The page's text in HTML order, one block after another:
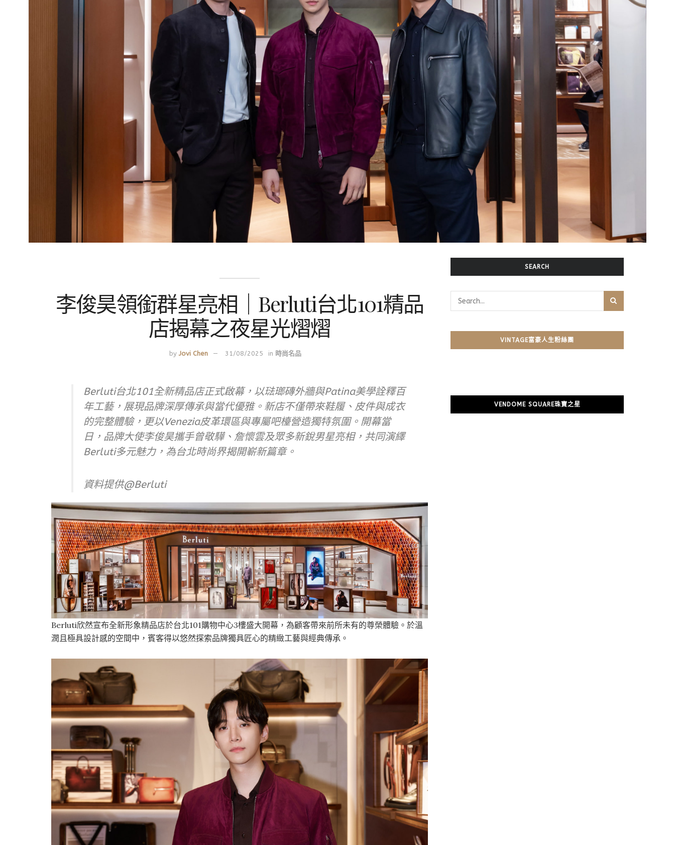
李俊昊領銜群星亮相｜Berluti台北101精品
店揭幕之夜星光熠熠
by Jovi Chen 31/08/2025 in 時尚名品
Berluti台北101全新精品店正式啟幕，以琺瑯磚外牆與Patina美學詮釋百
年工藝，展現品牌深厚傳承與當代優雅。新店不僅帶來鞋履、皮件與成衣
的完整體驗，更以Venezia皮革環區與專屬吧檯營造獨特氛圍。開幕當
日，品牌大使李俊昊攜手曾敬驊、詹懷雲及眾多新銳男星亮相，共同演繹
Berluti多元魅力，為台北時尚界揭開嶄新篇章。
資料提供@Berluti
Berluti欣然宣布全新形象精品店於台北101購物中心3樓盛大開幕，為顧客帶來前所未有的尊榮體驗。於溫
潤且極具設計感的空間中，賓客得以悠然探索品牌獨具匠心的精緻工藝與經典傳承。
SEARCH
VINTAGE富豪人生粉絲團
VENDOME SQUARE珠寶之星